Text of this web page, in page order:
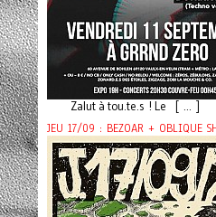
Zalut à tou.te.s ! Le [ ... ]
JEU 17/09 : BEZOAR + OBLIQUE